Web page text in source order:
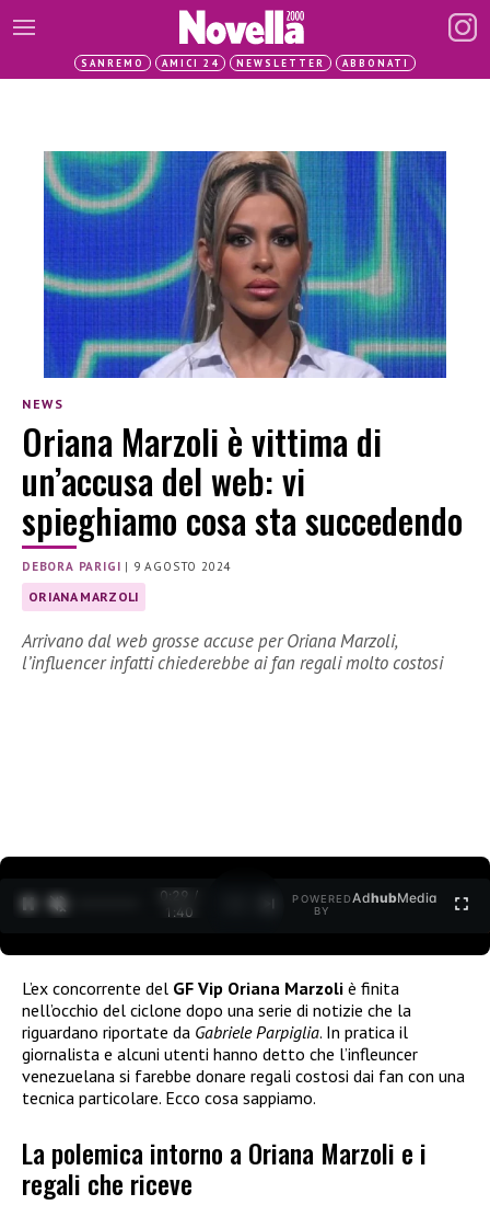
SANREMO AMICI 24 NEWSLETTER ABBONATI
NEWS
Oriana Marzoli è vittima di
un’accusa del web: vi
spieghiamo cosa sta succedendo
DEBORA PARIGI | 9 AGOSTO 2024
ORIANA MARZOLI
Arrivano dal web grosse accuse per Oriana Marzoli,
l’influencer infatti chiederebbe ai fan regali molto costosi
0:30 /
1:40
POWERED
BY
AdhubMedia
L’ex concorrente del GF Vip Oriana Marzoli è finita
nell’occhio del ciclone dopo una serie di notizie che la
riguardano riportate da Gabriele Parpiglia. In pratica il
giornalista e alcuni utenti hanno detto che l’infleuncer
venezuelana si farebbe donare regali costosi dai fan con una
tecnica particolare. Ecco cosa sappiamo.
La polemica intorno a Oriana Marzoli e i
regali che riceve